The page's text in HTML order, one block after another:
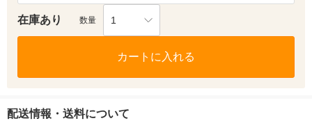
在庫あり 数量 1
カートに入れる
配送情報・送料について